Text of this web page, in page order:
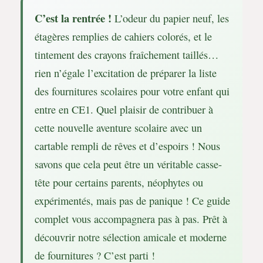
C’est la rentrée ! L’odeur du papier neuf, les
étagères remplies de cahiers colorés, et le
tintement des crayons fraîchement taillés…
rien n’égale l’excitation de préparer la liste
des fournitures scolaires pour votre enfant qui
entre en CE1. Quel plaisir de contribuer à
cette nouvelle aventure scolaire avec un
cartable rempli de rêves et d’espoirs ! Nous
savons que cela peut être un véritable casse-
tête pour certains parents, néophytes ou
expérimentés, mais pas de panique ! Ce guide
complet vous accompagnera pas à pas. Prêt à
découvrir notre sélection amicale et moderne
de fournitures ? C’est parti !